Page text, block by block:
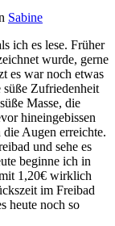
Sabine
ich es lese. Früher
wurde, gerne
es war noch etwas
süße Zufriedenheit
Masse, die
hineingebissen
Augen erreichte.
und sehe es
beginne ich in
1,20€ wirklich
im Freibad
heute noch so